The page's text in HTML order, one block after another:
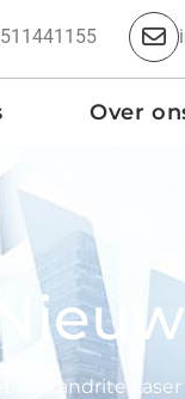
Over
Alexandrite